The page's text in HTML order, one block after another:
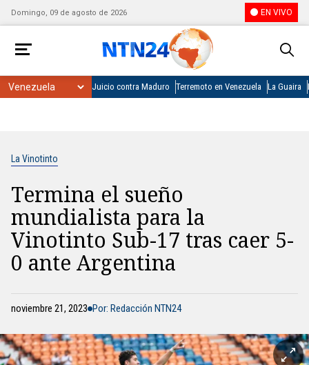
Domingo, 09 de agosto de 2026 EN VIVO
Juicio contra Maduro Terremoto en Venezuela La Guaira
La Vinotinto
Termina el sueño
mundialista para la
Vinotinto Sub-17 tras caer 5-
0 ante Argentina
noviembre 21, 2023 Por: Redacción NTN24